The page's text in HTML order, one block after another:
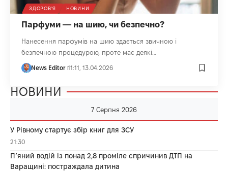
ЗДОРОВ'Я НОВИНИ
Парфуми — на шию, чи безпечно?
Нанесення парфумів на шию здається звичною і
безпечною процедурою, проте має деякі…
News Editor 11:11, 13.04.2026
НОВИНИ
7 Серпня 2026
У Рівному стартує збір книг для ЗСУ
21:30
П’яний водій із понад 2,8 проміле спричинив ДТП на
Варащині: постраждала дитина